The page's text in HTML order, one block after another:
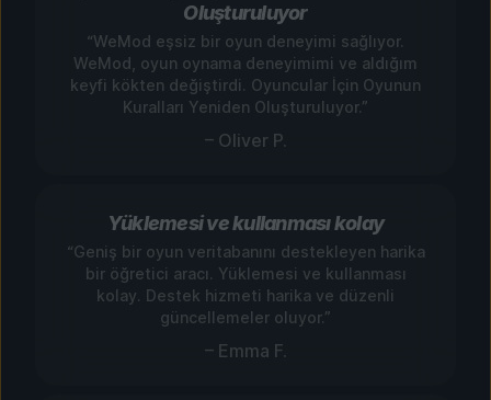
Oluşturuluyor
“WeMod eşsiz bir oyun deneyimi sağlıyor.
WeMod, oyun oynama deneyimimi ve aldığım
keyfi kökten değiştirdi. Oyuncular İçin Oyunun
Kuralları Yeniden Oluşturuluyor.”
– Oliver P.
Yüklemesi ve kullanması kolay
“Geniş bir oyun veritabanını destekleyen harika
bir öğretici aracı. Yüklemesi ve kullanması
kolay. Destek hizmeti harika ve düzenli
güncellemeler oluyor.”
– Emma F.